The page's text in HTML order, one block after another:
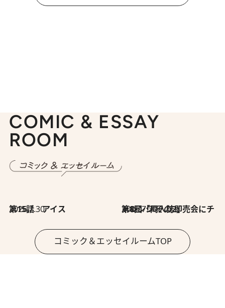
COMIC & ESSAY
ROOM
2026.7.30
第15話 アイス 2026.7.30
第8回「同人誌即売会にチャレンジ その2」
コミック＆エッセイルームTOP